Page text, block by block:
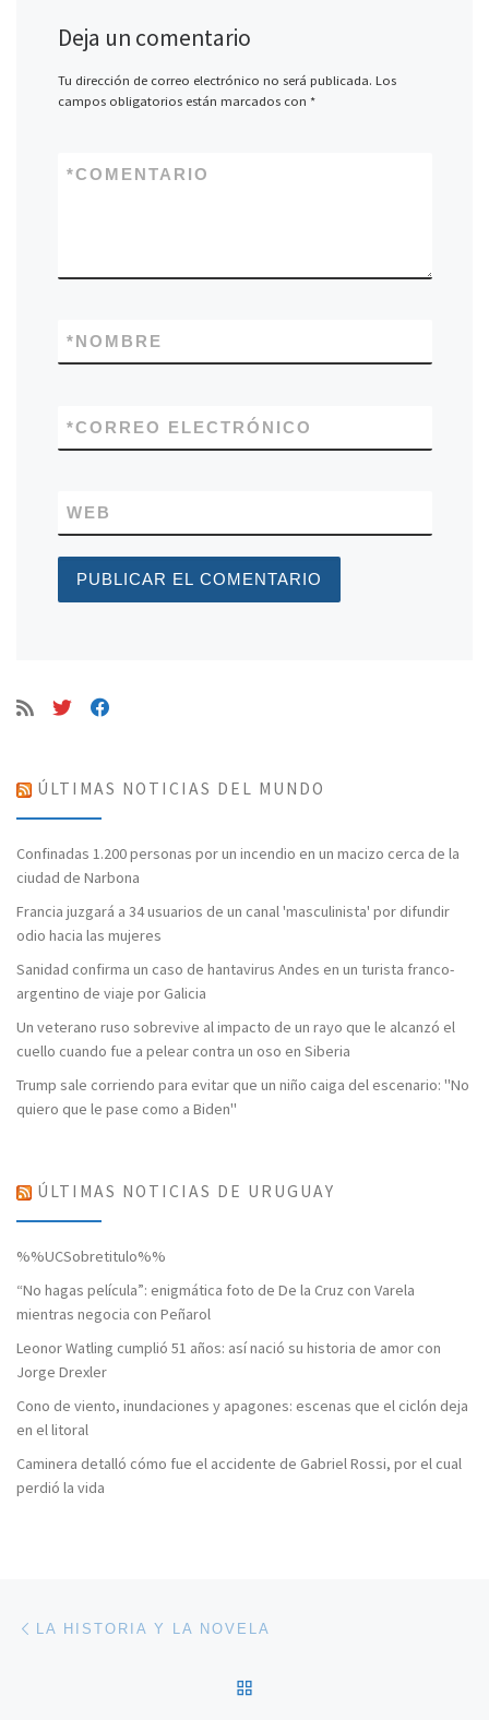
Deja un comentario
Tu dirección de correo electrónico no será publicada. Los
campos obligatorios están marcados con *
COMENTARIO
*
NOMBRE
*
CORREO ELECTRÓNICO
*
WEB
ÚLTIMAS NOTICIAS DEL MUNDO
Confinadas 1.200 personas por un incendio en un macizo cerca de la
ciudad de Narbona
Francia juzgará a 34 usuarios de un canal 'masculinista' por difundir
odio hacia las mujeres
Sanidad confirma un caso de hantavirus Andes en un turista franco-
argentino de viaje por Galicia
Un veterano ruso sobrevive al impacto de un rayo que le alcanzó el
cuello cuando fue a pelear contra un oso en Siberia
Trump sale corriendo para evitar que un niño caiga del escenario: "No
quiero que le pase como a Biden"
ÚLTIMAS NOTICIAS DE URUGUAY
%%UCSobretitulo%%
“No hagas película”: enigmática foto de De la Cruz con Varela
mientras negocia con Peñarol
Leonor Watling cumplió 51 años: así nació su historia de amor con
Jorge Drexler
Cono de viento, inundaciones y apagones: escenas que el ciclón deja
en el litoral
Caminera detalló cómo fue el accidente de Gabriel Rossi, por el cual
perdió la vida
Navegación de entradas
LA HISTORIA Y LA NOVELA